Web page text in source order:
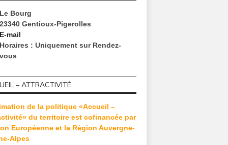
Le Bourg
23340 Gentioux-Pigerolles
E-mail
Horaires : Uniquement sur Rendez-
vous
– ATTRACTIVITÉ
de la politique «Accueil –
du territoire est cofinancée par
Européenne et la Région Auvergne-
Alpes